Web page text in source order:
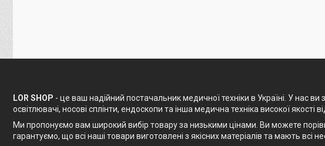
LOR SHOP - це ваш надійний постачальник медичної техніки в Україні. У нас
освітлювачі, носові сплінти, ендоскопи та інша медична техніка високої якості
Ми пропонуємо вам широкий вибір товару за низькими цінами. Ви можете
гарантуємо, що всі наші товари виготовлені з якісних матеріалів та мають всі